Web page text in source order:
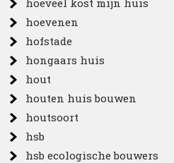
hoeveel kost mijn huis
hoevenen
hofstade
hongaars huis
hout
houten huis bouwen
houtsoort
hsb
hsb ecologische bouwers